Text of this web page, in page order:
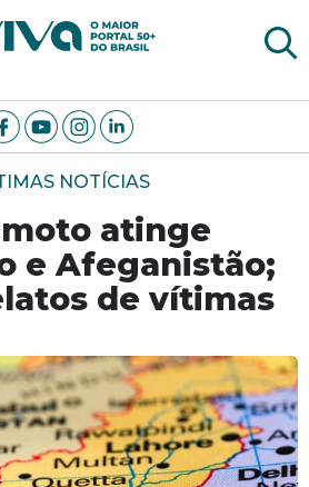
Viva Notícias
NOTÍCIAS
atinge
e Afeganistão;
de vítimas